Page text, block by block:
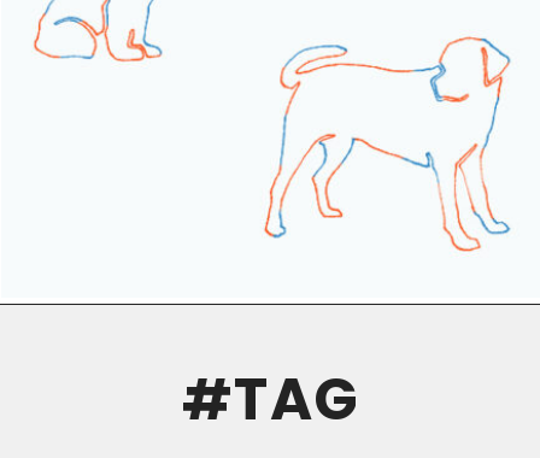
#TAG